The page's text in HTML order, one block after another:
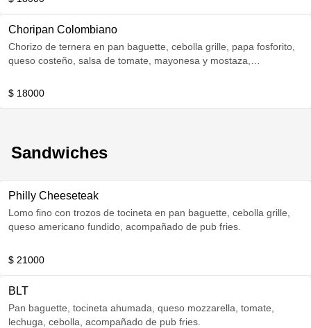
Choripan Colombiano
Chorizo de ternera en pan baguette, cebolla grille, papa fosforito,
queso costeño, salsa de tomate, mayonesa y mostaza,
$ 18000
Sandwiches
Philly Cheeseteak
Lomo fino con trozos de tocineta en pan baguette, cebolla grille,
queso americano fundido, acompañado de pub fries.
$ 21000
BLT
Pan baguette, tocineta ahumada, queso mozzarella, tomate,
lechuga, cebolla, acompañado de pub fries.